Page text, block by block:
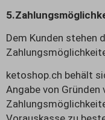
5.
Dem Kunden stehen
ketoshop.ch behält
Angabe von Gründen